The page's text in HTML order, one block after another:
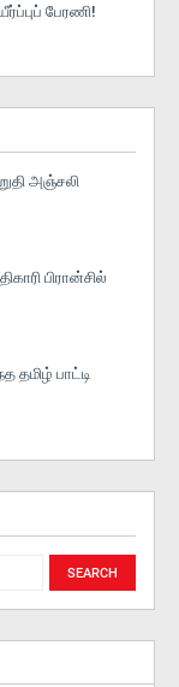
பேரணி!
அஞ்சலி
பிரான்சில்
தமிழ் பாட்டி